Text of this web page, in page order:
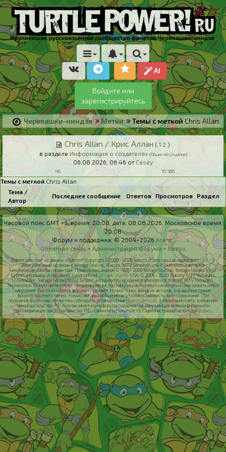
AI
Войдите или
зарегистрируйтесь
Черепашки-ниндзя Метки Темы с меткойChris Allan
Chris Allan / Крис Аллан ( 1 2 )
в разделе Информация о создателях (Общее обсуждение)
06.08.2026, 06:46 от Casey
46 10.568
Темы с меткой Chris Allan
Тема /
Автор
Последнее сообщение Ответов Просмотров Раздел
Часовой пояс GMT +3, время:20:08 , дата: 08.08.2026 . Московское время:
20:08
Форум и поддержка: © 2009–2026Krang.
Обратная связь - Администрация форума - Вверх
Форум работает на движке vBulletin® (copyright ©2000 - 2026, Jelsoft Enterprises Ltd, перевод отzCarot).
Этот сайт никак не связан с Mirage Studios, Viacom, MTV Networks или Nickelodeon и является
некоммерческим фан-проектом. Права на персонажей © 1983 - 2009 Mirage Studios: Teenage Mutant Ninja
Turtles® and related is registered trademarks ofMirage Studios USA; © 2009 - 2020 Viacom, MTV Networks,
Nickelodeon: Teenage Mutant Ninja Turtles® and related is registered trademarks of Viacom, MTV Networks,
Nickelodeon. Форум является постмодерируемым, поэтому мы не можем моментально реагировать на все
нарушения. Все сообщения на форуме отражают только точку зрения их авторов, а не администрации
форума, соответственно, только авторы сообщений несут ответственность за их содержание. При
посещении форума вы обязуетесь соблюдать установленныеправила форума, а также выполнять требования
законодательства РФ. Если вы заметили на форуме содержимое, нарушающее правила форума или
противоречащее законодательству РФ - свяжитесь, пожалуйста, с администрацией используяформу
обратной связи.